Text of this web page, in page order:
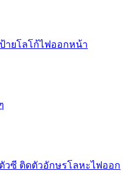
ายโลโก้ไฟออกหน้า
วซี ติดตัวอักษรโลหะไฟออก